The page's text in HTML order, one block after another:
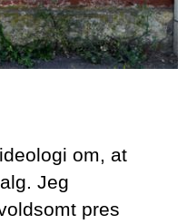
om, at
Jeg
pres